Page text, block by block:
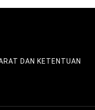
DAN KETENTUAN